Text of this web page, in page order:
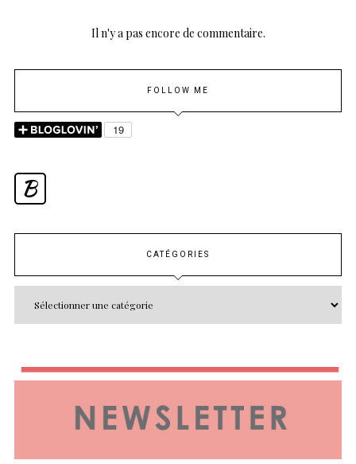
Il n'y a pas encore de commentaire.
FOLLOW ME
B
CATÉGORIES